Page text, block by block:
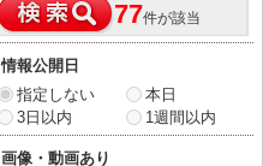
77件が該当
情報公開日
指定しない
本日
3日以内
1週間以内
画像・動画あり